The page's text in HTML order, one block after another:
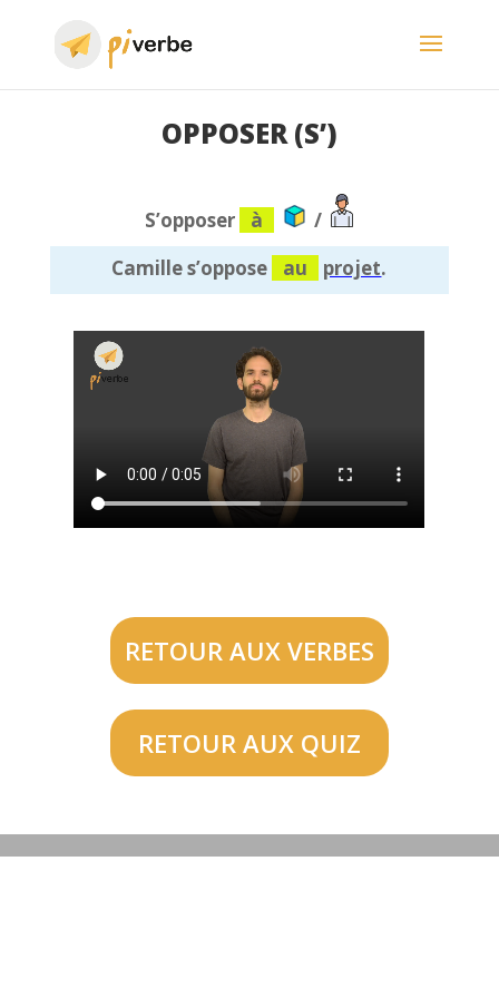
OPPOSER (S’)
S’opposer à
/
Camille s’oppose
au projet.
RETOUR AUX VERBES
RETOUR AUX QUIZ